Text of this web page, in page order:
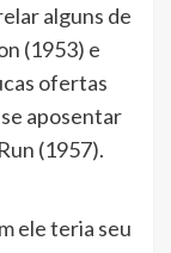
alguns de
(1953) e
ofertas
aposentar
(1957).
ele teria seu